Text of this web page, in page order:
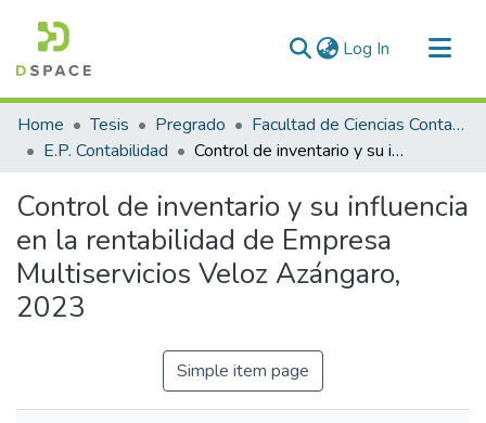
Log In (current)
Communities & Collections
All of DSpace
Home Tesis Pregrado
Facultad de Ciencias Contables y Financieras
E.P. Contabilidad
Control de inventario y su influencia en la rentabilidad de Empresa Multiservicios Veloz Azángaro, 2023
Control de inventario y su influencia
en la rentabilidad de Empresa
Multiservicios Veloz Azángaro,
2023
Simple item page